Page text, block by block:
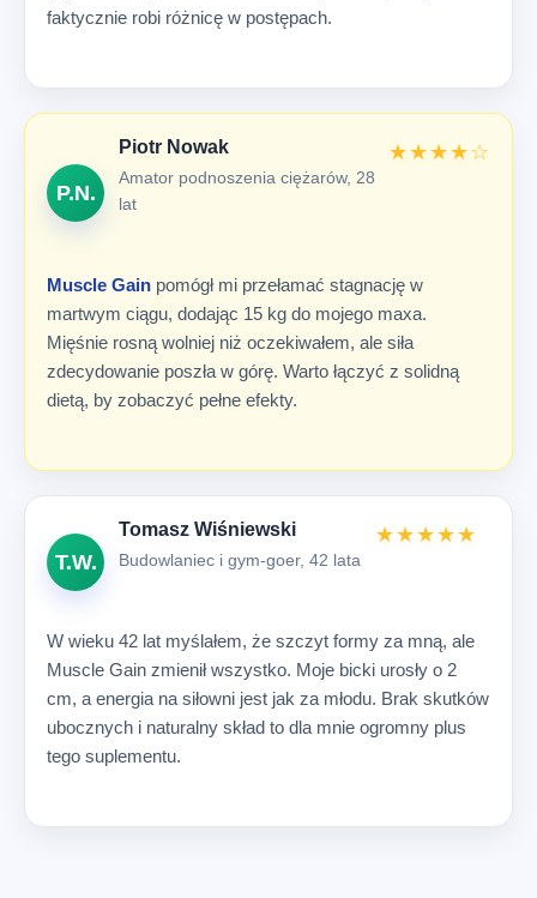
faktycznie robi różnicę w postępach.
P.N.
Piotr Nowak
Amator podnoszenia ciężarów, 28
lat
★★★★☆
Muscle Gain pomógł mi przełamać stagnację w
martwym ciągu, dodając 15 kg do mojego maxa.
Mięśnie rosną wolniej niż oczekiwałem, ale siła
zdecydowanie poszła w górę. Warto łączyć z solidną
dietą, by zobaczyć pełne efekty.
T.W.
Tomasz Wiśniewski
Budowlaniec i gym-goer, 42 lata
★★★★★
W wieku 42 lat myślałem, że szczyt formy za mną, ale
Muscle Gain zmienił wszystko. Moje bicki urosły o 2
cm, a energia na siłowni jest jak za młodu. Brak skutków
ubocznych i naturalny skład to dla mnie ogromny plus
tego suplementu.